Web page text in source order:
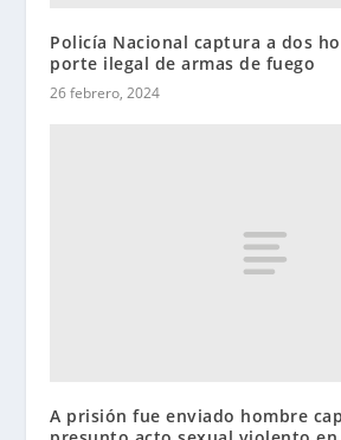
Policía Nacional captura a dos
porte ilegal de armas de fuego
26 febrero, 2024
A prisión fue enviado hombre